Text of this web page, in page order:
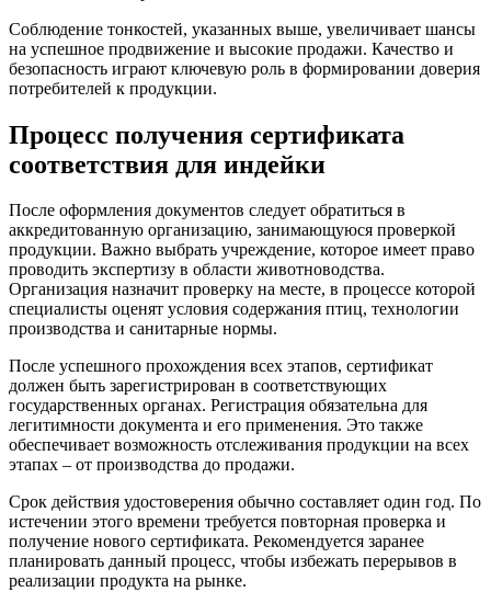
Соблюдение тонкостей, указанных выше, увеличивает шансы
на успешное продвижение и высокие продажи. Качество и
безопасность играют ключевую роль в формировании доверия
потребителей к продукции.
Процесс получения сертификата
соответствия для индейки
После оформления документов следует обратиться в
аккредитованную организацию, занимающуюся проверкой
продукции. Важно выбрать учреждение, которое имеет право
проводить экспертизу в области животноводства.
Организация назначит проверку на месте, в процессе которой
специалисты оценят условия содержания птиц, технологии
производства и санитарные нормы.
После успешного прохождения всех этапов, сертификат
должен быть зарегистрирован в соответствующих
государственных органах. Регистрация обязательна для
легитимности документа и его применения. Это также
обеспечивает возможность отслеживания продукции на всех
этапах – от производства до продажи.
Срок действия удостоверения обычно составляет один год. По
истечении этого времени требуется повторная проверка и
получение нового сертификата. Рекомендуется заранее
планировать данный процесс, чтобы избежать перерывов в
реализации продукта на рынке.